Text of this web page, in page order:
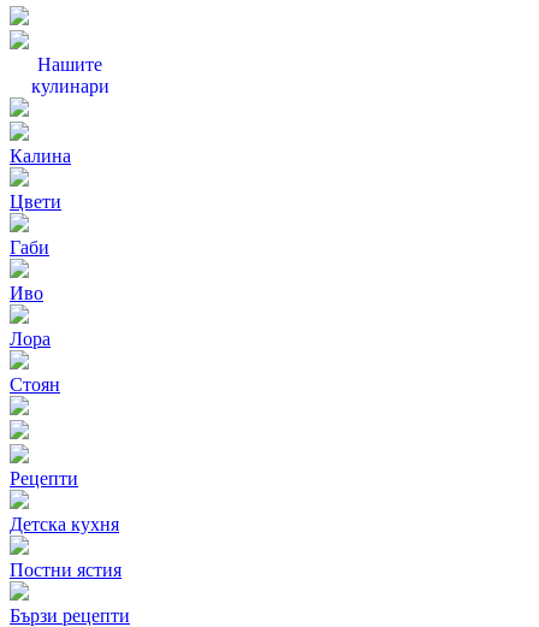
Нашите
кулинари
Калина
Цвети
Габи
Иво
Лора
Стоян
Рецепти
Детска кухня
Постни ястия
Бързи рецепти